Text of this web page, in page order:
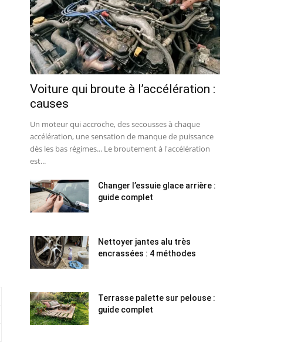
Voiture qui broute à l’accélération :
causes
Un moteur qui accroche, des secousses à chaque
accélération, une sensation de manque de puissance
dès les bas régimes... Le broutement à l'accélération
est...
Changer l’essuie glace arrière :
guide complet
Nettoyer jantes alu très
encrassées : 4 méthodes
Terrasse palette sur pelouse :
guide complet